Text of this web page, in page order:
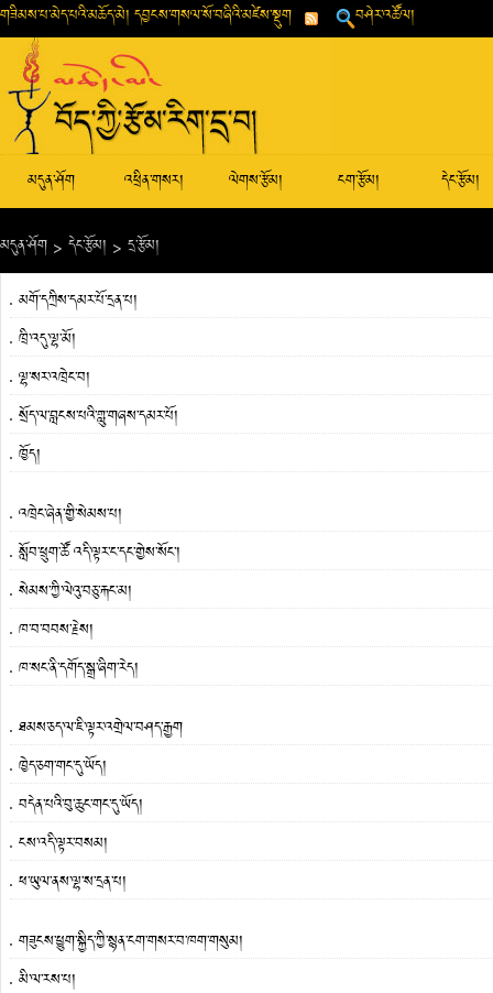
གཟིམས་པ་མེད་པའི་མཆོད་མེ། དབྱངས་གསལ་སོ་བཞིའི་མཛེས་སྡུག བཤེར་འཚོལ།
མདུན་ཤོག འཕྲིན་གསར། ལེགས་རྩོམ། ངག་རྩོམ། དེང་རྩོམ།
མདུན་ཤོག > དེང་རྩོམ། > དྲ་རྩོམ།
མགོ་དཀྲིས་དམར་པོ་དྲན་པ།
ཁྲི་འདུ་ལྷ་མོ།
ལྷ་སར་འཁྲེང་བ།
སྲོད་ལ་བླངས་པའི་གླུ་གཞས་དམར་པོ།
ཁྱོད།
འཁྲེང་ཞེན་གྱི་སེམས་པ།
སློབ་ཕྲུག་ཚོ འདི་ལྟར་ང་དང་གྱེས་སོང་།
སེམས་ཀྱི་ལེའུ་བཅུ་རྐང་མ།
ཁ་བ་བབས་རྗེས།
ཁ་སང་ནི་དགོད་སྒྲ་ཞིག་རེད།
ཐམས་ཅད་ལ་ཇི་ལྟར་འགྲེལ་བཤད་རྒྱག
ཁྱེད་ཅག་གང་དུ་ཡོད།
བདེན་པའི་བུ་ཆུང་གང་དུ་ཡོད།
ངས་འདི་ལྟར་བསམ།
ཕ་ཡུལ་ནས་ལྷ་ས་དྲན་པ།
གཟུངས་ཕྱུག་སྐྱིད་ཀྱི་སྙན་ངག་གསར་བ་ཁག་གསུམ།
མི་ལ་རས་པ།